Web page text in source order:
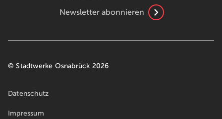
Newsletter abonnieren
© Stadtwerke Osnabrück 2026
Datenschutz
Impressum